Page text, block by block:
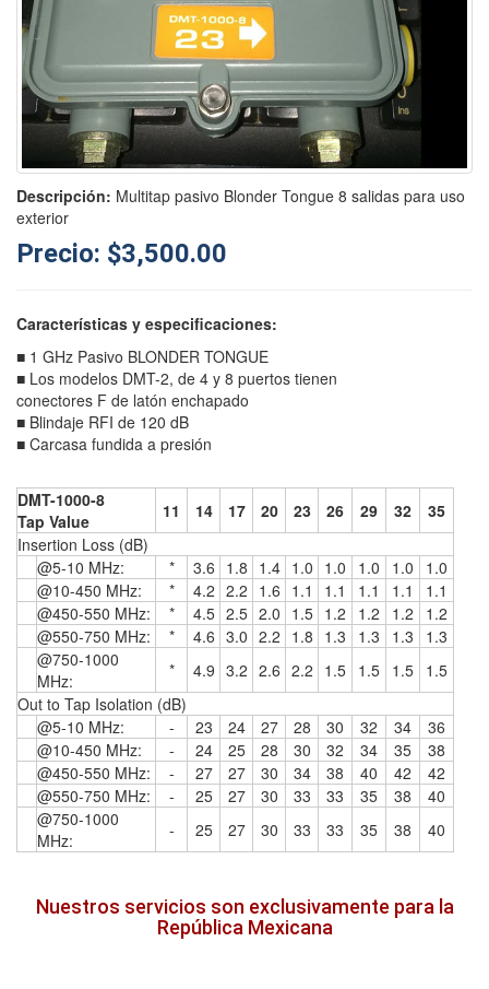
Descripción: Multitap pasivo Blonder Tongue 8 salidas para uso
exterior
Precio: $3,500.00
Características y especificaciones:
■ 1 GHz Pasivo BLONDER TONGUE
■ Los modelos DMT-2, de 4 y 8 puertos tienen
conectores F de latón enchapado
■ Blindaje RFI de 120 dB
■ Carcasa fundida a presión
DMT-1000-8
Tap Value
11 14 17 20 23 26 29 32
35
Insertion Loss (dB)
@5-10 MHz:
* 3.6 1.8 1.4 1.0 1.0 1.0 1.0
1.0
@10-450 MHz:
* 4.2 2.2 1.6 1.1 1.1 1.1 1.1
1.1
@450-550 MHz:
* 4.5 2.5 2.0 1.5 1.2 1.2 1.2
1.2
@550-750 MHz:
* 4.6 3.0 2.2 1.8 1.3 1.3 1.3
1.3
@750-1000
MHz:
* 4.9 3.2 2.6 2.2 1.5 1.5 1.5 1.5
Out to Tap Isolation (dB)
@5-10 MHz:
- 23 24 27 28 30 32 34
36
@10-450 MHz:
- 24 25 28 30 32 34 35
38
@450-550 MHz:
- 27 27 30 34 38 40 42
42
@550-750 MHz:
- 25 27 30 33 33 35 38
40
@750-1000
MHz:
- 25 27 30 33 33 35 38 40
Nuestros servicios son exclusivamente para la
República Mexicana